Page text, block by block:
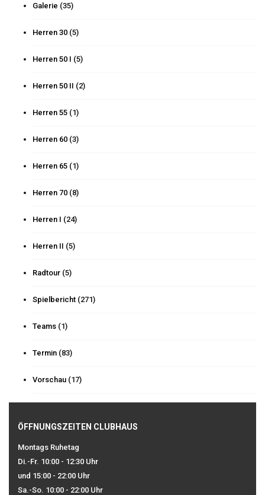
Galerie (35)
Herren 30 (5)
Herren 50 I (5)
Herren 50 II (2)
Herren 55 (1)
Herren 60 (3)
Herren 65 (1)
Herren 70 (8)
Herren I (24)
Herren II (5)
Radtour (5)
Spielbericht (271)
Teams (1)
Termin (83)
Vorschau (17)
ÖFFNUNGSZEITEN CLUBHAUS
Montags Ruhetag
Di.-Fr. 10:00 - 12:30 Uhr
und 15:00 - 22:00 Uhr
Sa.-So. 10:00 - 22:00 Uhr